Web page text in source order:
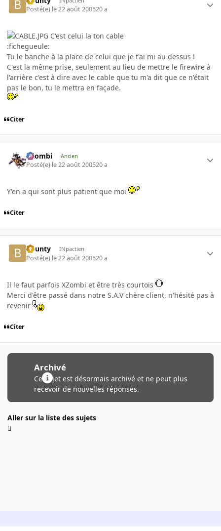
Posté(e) le 22 août 200520 a
C'est celui la ton cable
:fichegueule:
Tu le banche à la place de celui que je t'ai mi au dessus !
C'est la même prise, seulement au lieu de mettre le firewire à
l'arrière c'est à dire avec le cable que tu m'a dit que ce n'était
pas le bon, tu le mettra en façade.
Citer
XZombi Ancien
Posté(e) le 22 août 200520 a
Y'en a qui sont plus patient que moi
Citer
bounty INpactien
Posté(e) le 22 août 200520 a
Il le faut parfois XZombi et être très courtois
Merci d'être passé dans notre S.A.V chère client, n'hésité pas à
revenir
Citer
Archivé
Ce sujet est désormais archivé et ne peut plus
recevoir de nouvelles réponses.
Aller sur la liste des sujets